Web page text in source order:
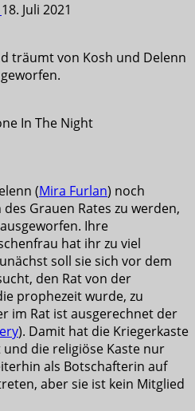
18. Juli 2021
träumt von Kosh und Delenn
In The Night
(Mira Furlan) noch
Grauen Rates zu werden,
Ihre
hat ihr zu viel
soll sie sich vor dem
den Rat von der
prophezeit wurde, zu
im Rat ist ausgerechnet der
). Damit hat die Kriegerkaste
die religiöse Kaste nur
als Botschafterin auf
aber sie ist kein Mitglied